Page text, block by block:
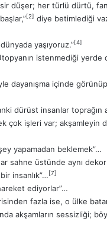
düşer; her türlü dürtü,
[2] diye betimlediği
yaşıyoruz.”[4]
istenmediği
dayanışma içinde
dürüst insanlar toprağın
çok işleri var; akşamleyin
yapamadan beklemek”…
sahne üstünde aynı
insanlık”… [7]
ediyorlar”…
fazla ise, o ülke
akşamların sessizliği;